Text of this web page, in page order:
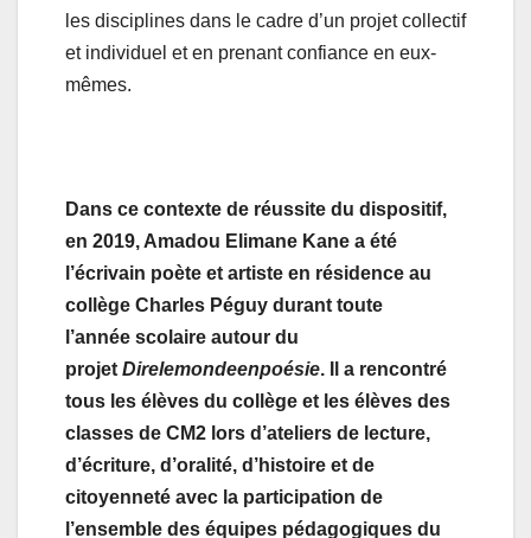
les disciplines dans le cadre d’un projet collectif
et individuel et en prenant confiance en eux-
mêmes.
Dans ce contexte de réussite du dispositif,
en 2019, Amadou Elimane Kane a été
l’écrivain poète et artiste en résidence au
collège Charles Péguy durant toute
l’année scolaire autour du
projet Direlemondeenpoésie. Il a rencontré
tous les élèves du collège et les élèves des
classes de CM2 lors d’ateliers de lecture,
d’écriture, d’oralité, d’histoire et de
citoyenneté avec la participation de
l’ensemble des équipes pédagogiques du